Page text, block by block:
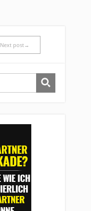
Next post→